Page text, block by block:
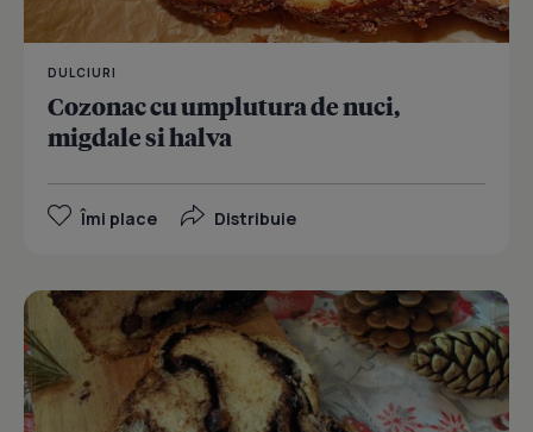
DULCIURI
Cozonac cu umplutura de nuci,
migdale si halva
Îmi place Distribuie